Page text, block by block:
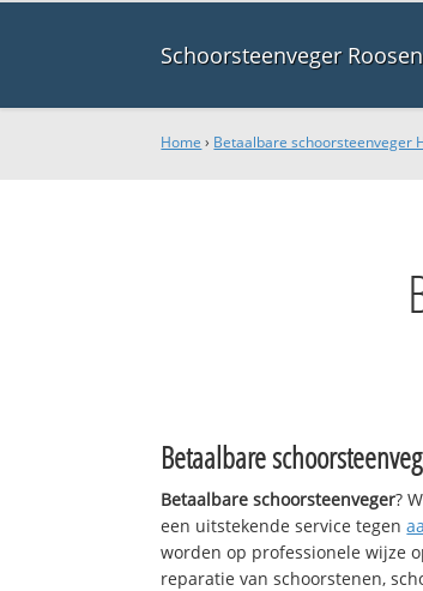
Schoorsteenveger
Home › Betaalbare schoorsteenveger
Betaalbare
Betaalbare schoorsteenveger?
een uitstekende service tegen
worden op professionele wijze
reparatie van schoorstenen,